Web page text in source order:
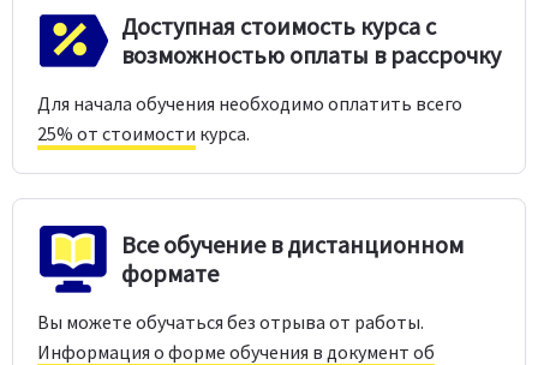
Доступная стоимость курса с
возможностью оплаты в рассрочку
Для начала обучения необходимо оплатить всего
25% от стоимости курса.
Все обучение в дистанционном
формате
Вы можете обучаться без отрыва от работы.
Информация о форме обучения в документ об